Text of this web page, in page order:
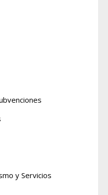
y Servicios